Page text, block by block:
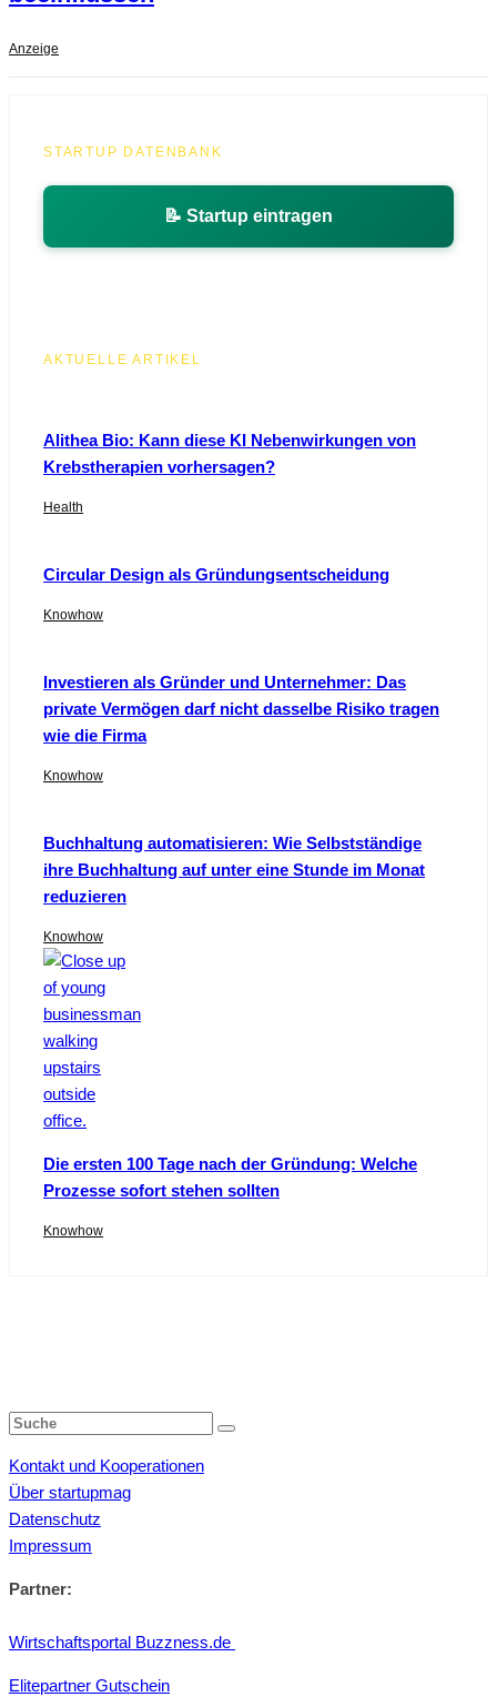
Anzeige
STARTUP DATENBANK
📝 Startup eintragen
AKTUELLE ARTIKEL
Alithea Bio: Kann diese KI Nebenwirkungen von
Krebstherapien vorhersagen?
Health
Circular Design als Gründungsentscheidung
Knowhow
Investieren als Gründer und Unternehmer: Das
private Vermögen darf nicht dasselbe Risiko tragen
wie die Firma
Knowhow
Buchhaltung automatisieren: Wie Selbstständige
ihre Buchhaltung auf unter eine Stunde im Monat
reduzieren
Knowhow
Die ersten 100 Tage nach der Gründung: Welche
Prozesse sofort stehen sollten
Knowhow
Kontakt und Kooperationen
Über startupmag
Datenschutz
Impressum
Partner:
Wirtschaftsportal Buzzness.de
Elitepartner Gutschein